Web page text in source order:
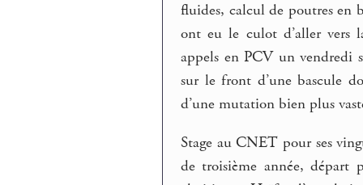
fluides, calcul de poutres en
ont eu le culot d’aller vers
appels en PCV un vendredi
sur le front d’une bascule
d’une mutation bien plus
Stage au CNET pour ses
de troisième année, départ